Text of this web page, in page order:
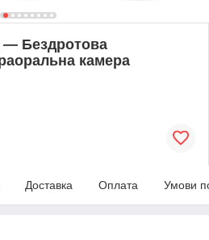
— Бездротова
камера
Доставка Оплата Умови